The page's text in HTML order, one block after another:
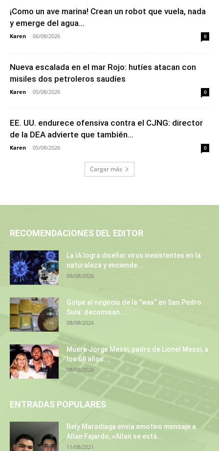
¡Como un ave marina! Crean un robot que vuela, nada
y emerge del agua...
Karen - 06/08/2026 0
Nueva escalada en el mar Rojo: hutíes atacan con
misiles dos petroleros saudíes
Karen - 05/08/2026 0
EE. UU. endurece ofensiva contra el CJNG: director
de la DEA advierte que también...
Karen - 05/08/2026 0
Cargar más
RECOMENDACIONES DEL EDITOR
La IA logra diseñar virus inexistentes en la
naturaleza y enciende...
08/08/2026
Golpe al negocio de la “wax” en San Pedro
Sula: decomisan...
08/08/2026
Muere Jorge Messi, padre de Lionel Messi, a
los 68 años...
08/08/2026
ENTRADAS POPULARES
Rely Maradiaga envía emotivo mensaje a
Allan Fajardo, «Allan se está...
11/08/2021